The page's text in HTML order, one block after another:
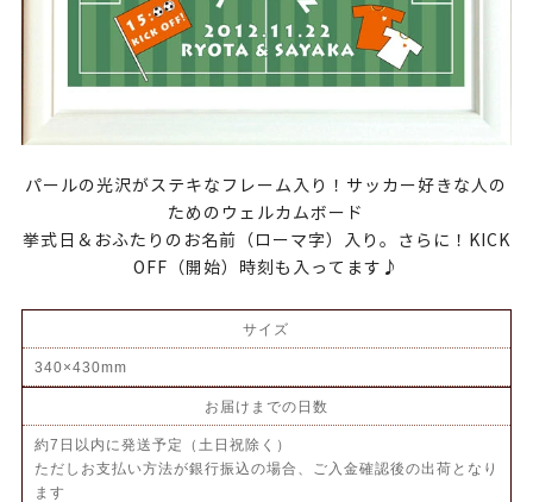
パールの光沢がステキなフレーム入り！サッカー好きな人の
ためのウェルカムボード
挙式日＆おふたりのお名前（ローマ字）入り。さらに！KICK
OFF（開始）時刻も入ってます♪
サイズ
340×430mm
お届けまでの日数
約7日以内に発送予定（土日祝除く）
ただしお支払い方法が銀行振込の場合、ご入金確認後の出荷となり
ます